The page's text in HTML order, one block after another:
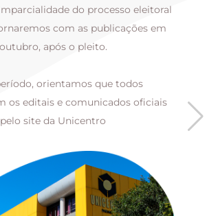
do processo eleitoral
com as publicações em
outubro, após o pleito.
orientamos que todos
os editais e comunicados oficiais
pelo site da Unicentro